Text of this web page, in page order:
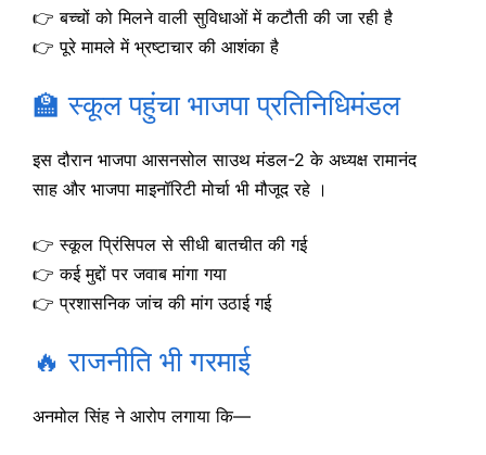
👉 बच्चों को मिलने वाली सुविधाओं में कटौती की जा रही है
👉 पूरे मामले में भ्रष्टाचार की आशंका है
🏫 स्कूल पहुंचा भाजपा प्रतिनिधिमंडल
इस दौरान भाजपा आसनसोल साउथ मंडल-2 के अध्यक्ष रामानंद
साह और भाजपा माइनॉरिटी मोर्चा भी मौजूद रहे ।
👉 स्कूल प्रिंसिपल से सीधी बातचीत की गई
👉 कई मुद्दों पर जवाब मांगा गया
👉 प्रशासनिक जांच की मांग उठाई गई
🔥 राजनीति भी गरमाई
अनमोल सिंह ने आरोप लगाया कि—